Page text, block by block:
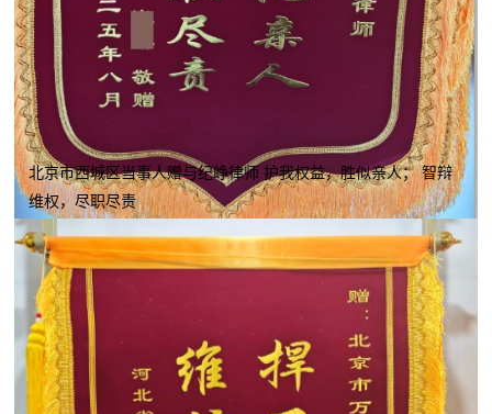
北京市西城区当事人赠与纪峥律师 护我权益，胜似亲人； 智辩
维权，尽职尽责